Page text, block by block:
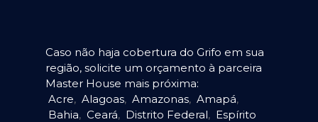
Caso não haja cobertura do Grifo em sua
região, solicite um orçamento à parceira
Master House mais próxima:
Acre, Alagoas, Amazonas, Amapá,
Bahia, Ceará, Distrito Federal, Espírito